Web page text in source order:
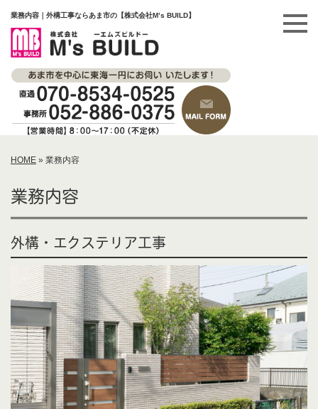
業務内容｜外構工事ならあま市の【株式会社M’s BUILD】
HOME » 業務内容
業務内容
外構・エクステリア工事